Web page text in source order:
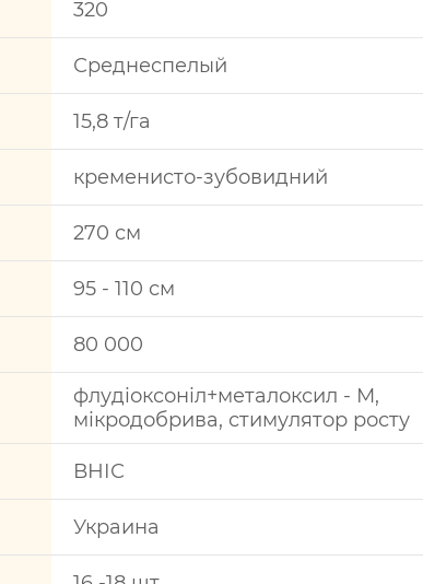
320
Среднеспелый
15,8 т/га
кременисто-зубовидний
270 см
95 - 110 см
80 000
флудіоксоніл+металоксил - М,
мікродобрива, стимулятор росту
ВНІС
Украина